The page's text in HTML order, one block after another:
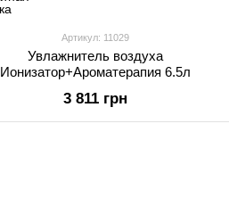
Артикул: 11029
Увлажнитель воздуха
Ионизатор+Ароматерапия 6.5л
3 811 грн